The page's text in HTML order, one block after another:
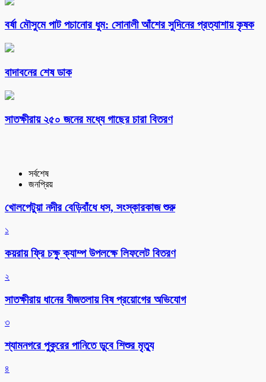
বর্ষা মৌসুমে পাট পচানোর ধুম: সোনালী আঁশের সুদিনের প্রত্যাশায় কৃষক
বাদাবনের শেষ ডাক
সাতক্ষীরায় ২৫০ জনের মধ্যে গাছের চারা বিতরণ
সর্বশেষ
জনপ্রিয়
খোলপেটুয়া নদীর বেড়িবাঁধে ধস, সংস্কারকাজ শুরু
১
কয়রায় ফ্রি চক্ষু ক্যাম্প উপলক্ষে লিফলেট বিতরণ
২
সাতক্ষীরায় ধানের বীজতলায় বিষ প্রয়োগের অভিযোগ
৩
শ্যামনগরে পুকুরের পানিতে ডুবে শিশুর মৃত্যু
৪